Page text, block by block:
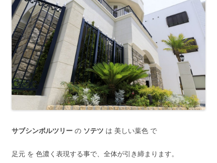
サブシンボルツリー の ソテツ は 美しい葉色 で
足元 を 色濃く表現する事で、全体が引き締まります。